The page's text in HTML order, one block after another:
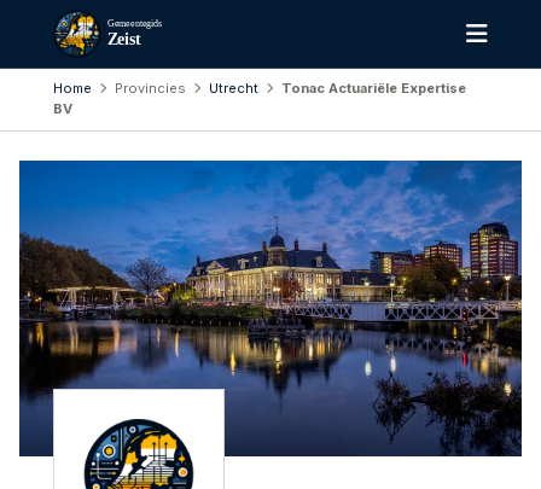
Gemeentegids
Zeist
Home Provincies Utrecht
Tonac Actuariële Expertise
BV